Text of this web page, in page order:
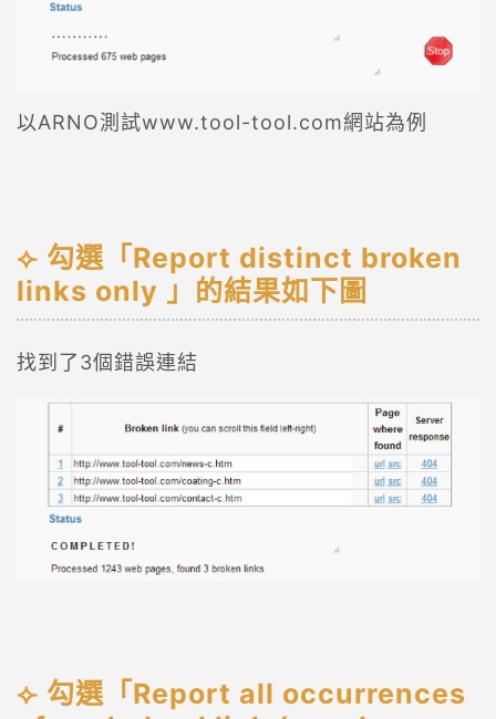
以ARNO測試www.tool-tool.com網站為例
勾選「Report distinct broken
links only 」的結果如下圖
找到了3個錯誤連結
勾選「Report all occurrences